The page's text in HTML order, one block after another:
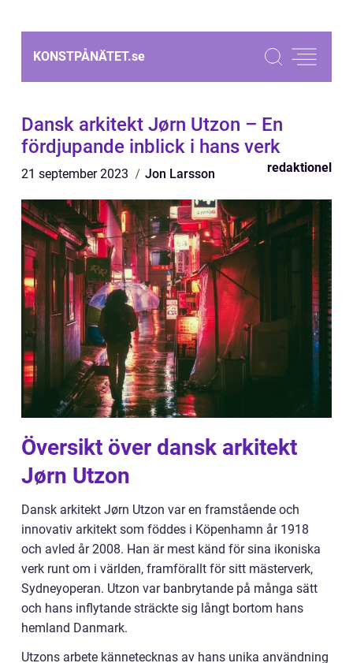
KONSTPÅNÄTET.se
Dansk arkitekt Jørn Utzon – En
fördjupande inblick i hans verk
21 september 2023 Jon Larsson redaktionel
Översikt över dansk arkitekt
Jørn Utzon
Dansk arkitekt Jørn Utzon var en framstående och
innovativ arkitekt som föddes i Köpenhamn år 1918
och avled år 2008. Han är mest känd för sina ikoniska
verk runt om i världen, framförallt för sitt mästerverk,
Sydneyoperan. Utzon var banbrytande på många sätt
och hans inflytande sträckte sig långt bortom hans
hemland Danmark.
Utzons arbete kännetecknas av hans unika användning